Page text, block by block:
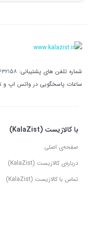
شماره تلفن های پشتیبانی:
ساعات پاسخگویی در واتس اپ و تلگرام: از 9
با کالازیست (KalaZist)
صفحه‌ی اصلی
درباره‌ی کالازیست (KalaZist)
تماس با کالازیست (KalaZist)